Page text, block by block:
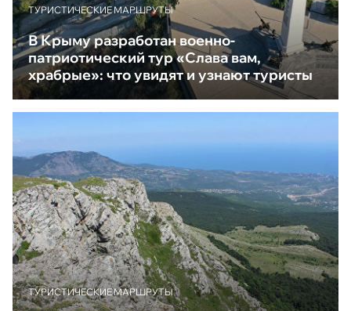
ТУРИСТИЧЕСКИЕ МАРШРУТЫ
В Крыму разработан военно-
патриотический тур «Слава вам,
храбрые»: что увидят и узнают туристы
ТУРИСТИЧЕСКИЕ МАРШРУТЫ